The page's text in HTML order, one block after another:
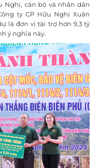
Nghị, cán bộ và nhân dân
ty CP Hữu Nghị Xuân
là đơn vị tài trợ hơn 9,3 tỷ
ý nghĩa này.